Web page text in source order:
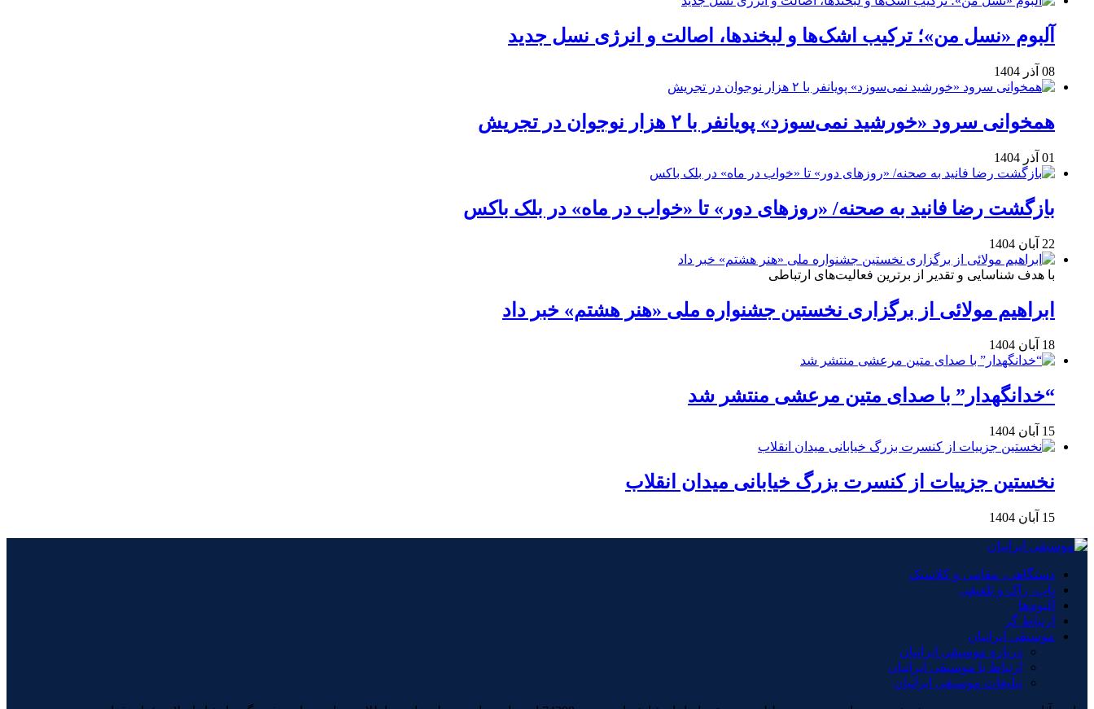
آلبوم «نسل من»؛ ترکیب اشک‌ها و لبخندها، اصالت و انرژی نسل جدید
08 آذر 1404
همخوانی سرود «خورشید نمی‌سوزد» پویانفر با ۲ هزار نوجوان در تجریش
01 آذر 1404
بازگشت رضا فانید به صحنه/ «روزهای دور» تا «خواب در ماه» در بلک باکس
22 آبان 1404
با هدف شناسایی و تقدیر از برترین فعالیت‌های ارتباطی
ابراهیم مولائی از برگزاری نخستین جشنواره ملی «هنر هشتم» خبر داد
18 آبان 1404
“خدانگهدار” با صدای متین مرعشی منتشر شد
15 آبان 1404
نخستین جزییات از کنسرت بزرگ خیابانی میدان انقلاب
15 آبان 1404
دستگاهی، مقامی و کلاسیک
پاپ، راک و تلفیقی
آلبوم‌ها
ارتباط گر
موسیقی ایرانیان
درباره موسیقی ایرانیان
ارتباط با موسیقی ایرانیان
تبلیغات موسیقی ایرانیان